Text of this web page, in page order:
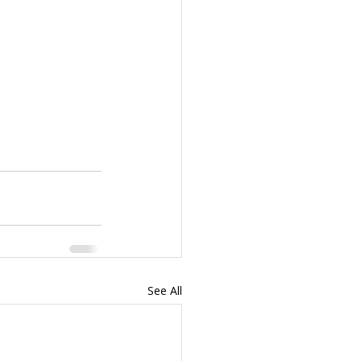
See All